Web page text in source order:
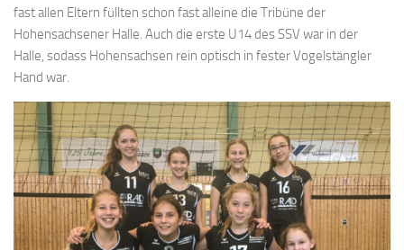
fast allen Eltern füllten schon fast alleine die Tribüne der
Hohensachsener Halle. Auch die erste U14 des SSV war in der
Halle, sodass Hohensachsen rein optisch in fester Vogelstängler
Hand war.